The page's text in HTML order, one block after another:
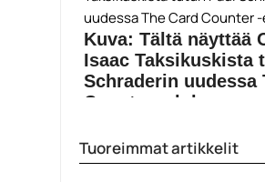
Elokuvauutiset
Kuva: Tältä näyttää
Isaac Taksikuskista
Schraderin uudessa
Counter -elokuv...
kuvaukset valmiiksi...
Tuoreimmat artikkelit